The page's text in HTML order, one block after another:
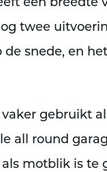
een breedte
twee
snede, en
gebruikt
all round
motblik is te